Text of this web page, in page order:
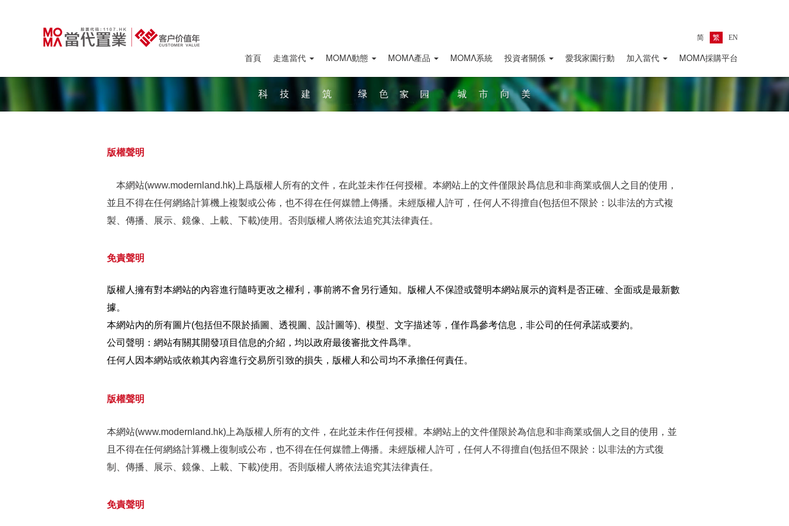
首頁 走進當代 ΜΟΜΛ動態 ΜΟΜΛ產品 MOMΛ系統 投資者關係 愛我家園行動 加入當代 ΜΟΜΛ採購平台
简 繁 EN
版權聲明
本網站(www.modernland.hk)上爲版權人所有的文件，在此並未作任何授權。本網站上的文件僅限於爲信息和非商業或個人之目的使用，
並且不得在任何網絡計算機上複製或公佈，也不得在任何媒體上傳播。未經版權人許可，任何人不得擅自(包括但不限於：以非法的方式複
製、傳播、展示、鏡像、上載、下載)使用。否則版權人將依法追究其法律責任。
免責聲明
版權人擁有對本網站的內容進行隨時更改之權利，事前將不會另行通知。版權人不保證或聲明本網站展示的資料是否正確、全面或是最新數
據。
本網站內的所有圖片(包括但不限於插圖、透視圖、設計圖等)、模型、文字描述等，僅作爲參考信息，非公司的任何承諾或要約。
公司聲明：網站有關其開發項目信息的介紹，均以政府最後審批文件爲準。
任何人因本網站或依賴其內容進行交易所引致的損失，版權人和公司均不承擔任何責任。
版權聲明
本網站(www.modernland.hk)上為版權人所有的文件，在此並未作任何授權。本網站上的文件僅限於為信息和非商業或個人之目的使用，並
且不得在任何網絡計算機上復制或公布，也不得在任何媒體上傳播。未經版權人許可，任何人不得擅自(包括但不限於：以非法的方式復
制、傳播、展示、鏡像、上載、下載)使用。否則版權人將依法追究其法律責任。
免責聲明